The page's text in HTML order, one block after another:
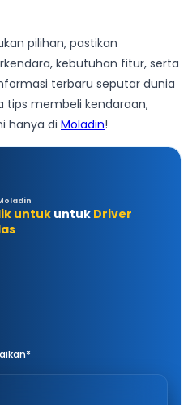
pilihan, pastikan
kebutuhan fitur, serta
terbaru seputar dunia
tips membeli kendaraan,
hanya di Moladin!
untukuntuk Driver